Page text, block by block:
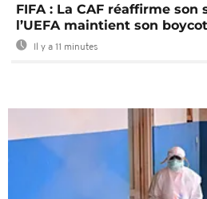
FIFA : La CAF réaffirme
l’UEFA maintient son
Il y a 11 minutes